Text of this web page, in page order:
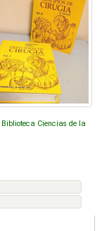
Biblioteca Ciencias de la